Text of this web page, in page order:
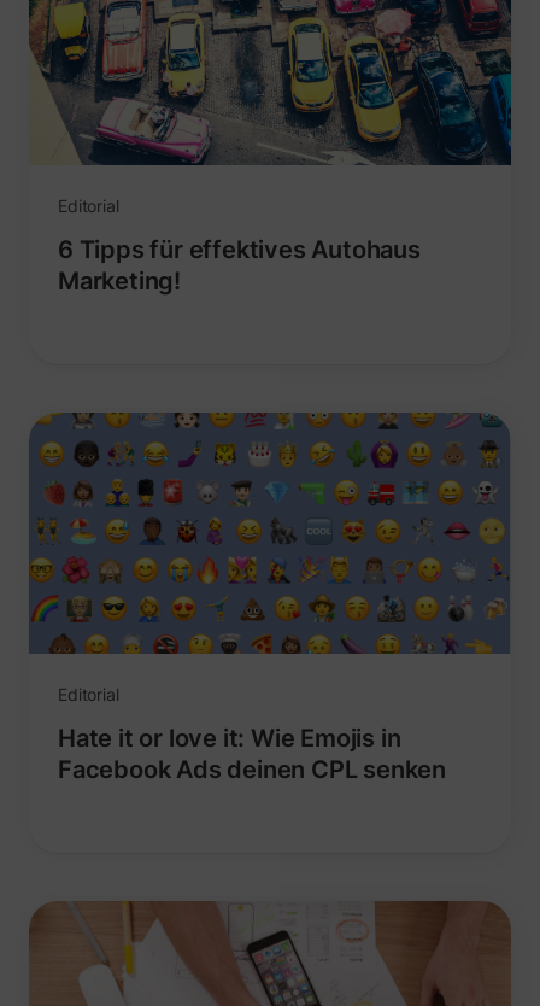
Editorial
6 Tipps für effektives Autohaus
Marketing!
Editorial
Hate it or love it: Wie Emojis in
Facebook Ads deinen CPL senken